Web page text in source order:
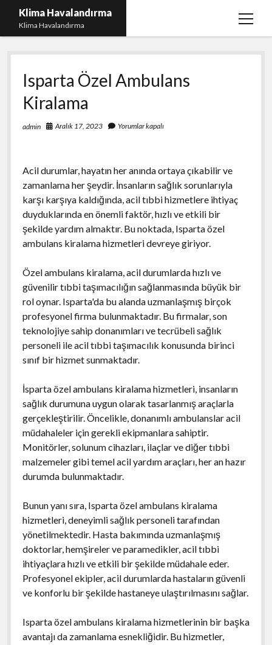
Klima Havalandırma
Klima Havalandırma
menüyü
Bedava Tiktok Takipçi Çoğaltma
Igtv Beğeni Gönderme Parasız
iPhone Instagram Gizli Hesap Görme Ücretsiz
Liste
Isparta Özel Ambulans
Kiralama
admin Aralık 17, 2023 Yorumlar kapalı
Acil durumlar, hayatın her anında ortaya çıkabilir ve
zamanlama her şeydir. İnsanların sağlık sorunlarıyla
karşı karşıya kaldığında, acil tıbbi hizmetlere ihtiyaç
duyduklarında en önemli faktör, hızlı ve etkili bir
şekilde yardım almaktır. Bu noktada, Isparta özel
ambulans kiralama hizmetleri devreye giriyor.
Özel ambulans kiralama, acil durumlarda hızlı ve
güvenilir tıbbi taşımacılığın sağlanmasında büyük bir
rol oynar. Isparta'da bu alanda uzmanlaşmış birçok
profesyonel firma bulunmaktadır. Bu firmalar, son
teknolojiye sahip donanımları ve tecrübeli sağlık
personeli ile acil tıbbi taşımacılık konusunda birinci
sınıf bir hizmet sunmaktadır.
İsparta özel ambulans kiralama hizmetleri, insanların
sağlık durumuna uygun olarak tasarlanmış araçlarla
gerçekleştirilir. Öncelikle, donanımlı ambulanslar acil
müdahaleler için gerekli ekipmanlara sahiptir.
Monitörler, solunum cihazları, ilaçlar ve diğer tıbbi
malzemeler gibi temel acil yardım araçları, her an hazır
durumda bulunmaktadır.
Bunun yanı sıra, Isparta özel ambulans kiralama
hizmetleri, deneyimli sağlık personeli tarafından
yönetilmektedir. Hasta bakımında uzmanlaşmış
doktorlar, hemşireler ve paramedikler, acil tıbbi
ihtiyaçlara hızlı ve etkili bir şekilde müdahale eder.
Profesyonel ekipler, acil durumlarda hastaların güvenli
ve konforlu bir şekilde hastaneye ulaştırılmasını sağlar.
Isparta özel ambulans kiralama hizmetlerinin bir başka
avantajı da zamanlama esnekliğidir. Bu hizmetler,